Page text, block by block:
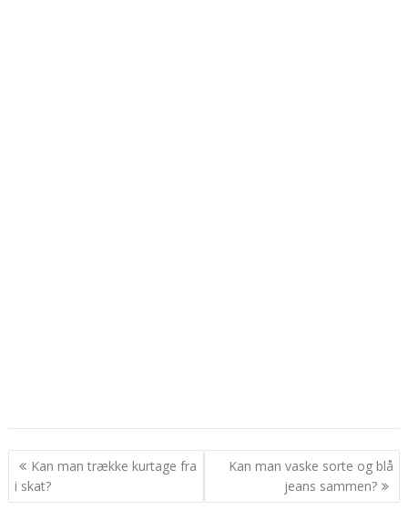
Indlægsnavigation
Kan man trække kurtage fra
i skat?
Kan man vaske sorte og blå
jeans sammen?